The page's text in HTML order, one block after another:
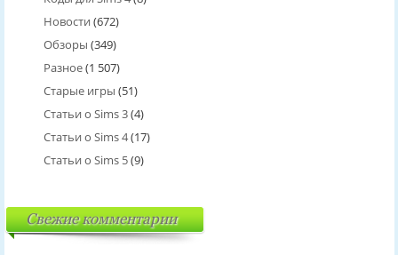
Новости (672)
Обзоры (349)
Разное(1 507)
Старые игры (51)
Статьи о Sims 3(4)
Статьи о Sims 4(17)
Статьи о Sims 5(9)
Свежие комментарии